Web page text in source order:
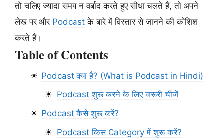
तो चलिए ज्यादा समय न वर्बाद करते हुए सीधा चलते हैं, तो अपने
लेख पर और Podcast के बारे में विस्तार से जानने की कोशिश
करते हैं।
Table of Contents
Podcast क्या है? (What is Podcast in Hindi)
Podcast शुरू करने के लिए जरूरी चीजें
Podcast कैसे शुरू करें?
Podcast किस Category में शुरू करें?